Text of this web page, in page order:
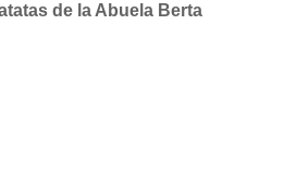
de la Abuela Berta